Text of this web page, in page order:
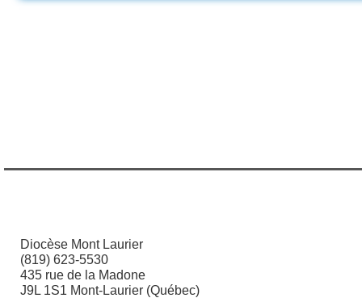
Diocèse Mont Laurier
(819) 623-5530
435 rue de la Madone
J9L 1S1 Mont-Laurier (Québec)